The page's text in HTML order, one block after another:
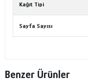
Kağıt Tipi
Sayfa Sayısı
Benzer Ürünler